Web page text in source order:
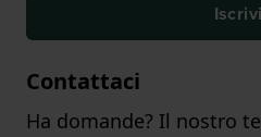
Contattaci
Ha domande? Il nostro